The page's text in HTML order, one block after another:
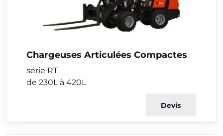
Chargeuses Articulées Compactes
serie RT
de 230L à 420L
Devis